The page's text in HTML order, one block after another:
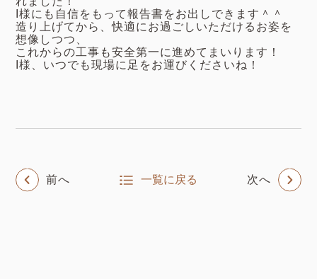
I様にも自信をもって報告書をお出しできます＾＾
造り上げてから、快適にお過ごしいただけるお姿を
想像しつつ、
これからの工事も安全第一に進めてまいります！
I様、いつでも現場に足をお運びくださいね！
前へ 一覧に戻る 次へ